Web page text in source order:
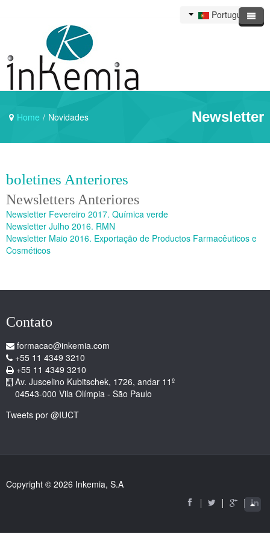
Portuguese
Home / Novidades Newsletter
boletines Anteriores
Newsletters Anteriores
Newsletter Fevereiro 2017. Química verde
Newsletter Julho 2016. RMN
Newsletter Maio 2016. Exportação de Productos Farmacêuticos e
Cosméticos
Contato
formacao@inkemia.com
+55 11 4349 3210
+55 11 4349 3210
Av. Juscelino Kubitschek, 1726, andar 11º
04543-000 Vila Olímpia - São Paulo
Tweets por @IUCT
Copyright © 2026 Inkemia, S.A